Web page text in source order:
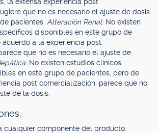
que no es necesario el ajuste de dosis
pacientes. Alteración Renal: No existen
disponibles en este grupo de
acuerdo a la experiencia post
que no es necesario el ajuste de
No existen estudios clínicos
en este grupo de pacientes, pero de
post comercialización, parece que no
de la dosis.
cualquier componente del producto.